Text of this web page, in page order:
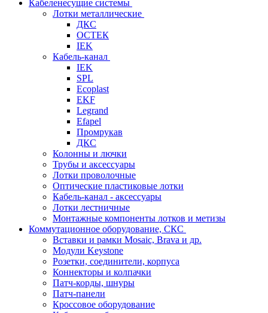
Кабеленесущие системы
Лотки металлические
ДКС
ОСТЕК
IEK
Кабель-канал
IEK
SPL
Ecoplast
EKF
Legrand
Efapel
Промрукав
ДКС
Колонны и лючки
Трубы и аксессуары
Лотки проволочные
Оптические пластиковые лотки
Кабель-канал - аксессуары
Лотки лестничные
Монтажные компоненты лотков и метизы
Коммутационное оборудование, СКС
Вставки и рамки Mosaic, Brava и др.
Модули Keystone
Розетки, соединители, корпуса
Коннекторы и колпачки
Патч-корды, шнуры
Патч-панели
Кроссовое оборудование